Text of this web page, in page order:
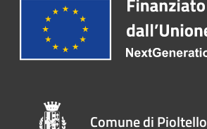
Comune di Pioltello